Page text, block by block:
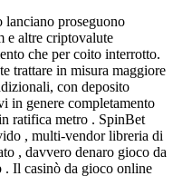
lanciano proseguono
e altre criptovalute
che per coito interrotto.
trattare in misura maggiore
con deposito
in genere completamento
ratifica metro . SpinBet
, multi-vendor libreria di
, davvero denaro gioco da
. Il casinò da gioco online